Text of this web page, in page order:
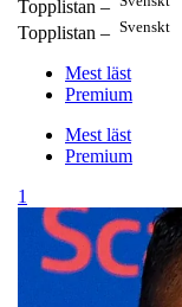
Topplistan –
Topplistan – Svenskt
Mest läst
Premium
Mest läst
Premium
1